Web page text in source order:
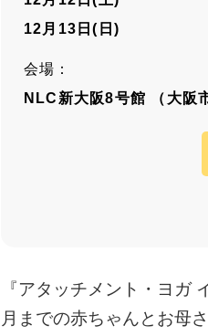
12月13日(日)
会場：
NLC新大阪8号館 （大阪
『アタッチメント・ヨガ
月までの赤ちゃんとお母